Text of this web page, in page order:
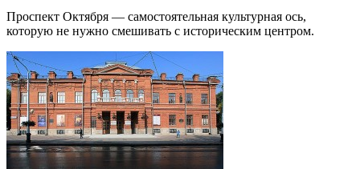
Проспект Октября — самостоятельная культурная ось,
которую не нужно смешивать с историческим центром.